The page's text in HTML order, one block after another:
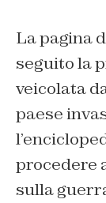
La pagina
seguito la
veicolata
paese
procedere
sulla